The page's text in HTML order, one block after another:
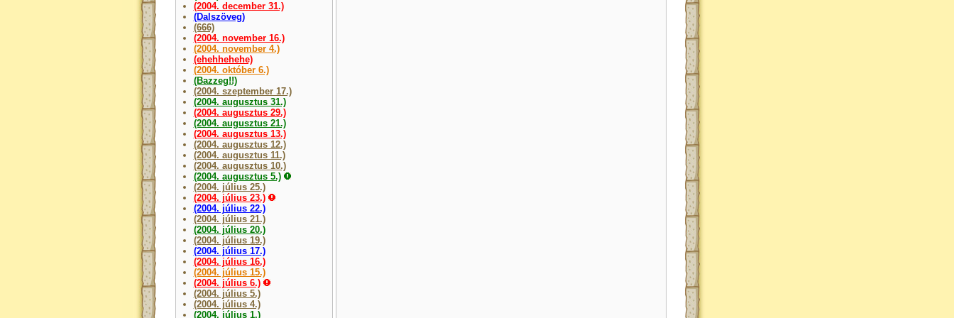
(2004. december 31.)
(Dalszöveg)
(666)
(2004. november 16.)
(2004. november 4.)
(ehehhehehe)
(2004. október 6.)
(Bazzeg!!)
(2004. szeptember 17.)
(2004. augusztus 31.)
(2004. augusztus 29.)
(2004. augusztus 21.)
(2004. augusztus 13.)
(2004. augusztus 12.)
(2004. augusztus 11.)
(2004. augusztus 10.)
(2004. augusztus 5.)
(2004. július 25.)
(2004. július 23.)
(2004. július 22.)
(2004. július 21.)
(2004. július 20.)
(2004. július 19.)
(2004. július 17.)
(2004. július 16.)
(2004. július 15.)
(2004. július 6.)
(2004. július 5.)
(2004. július 4.)
(2004. július 1.)